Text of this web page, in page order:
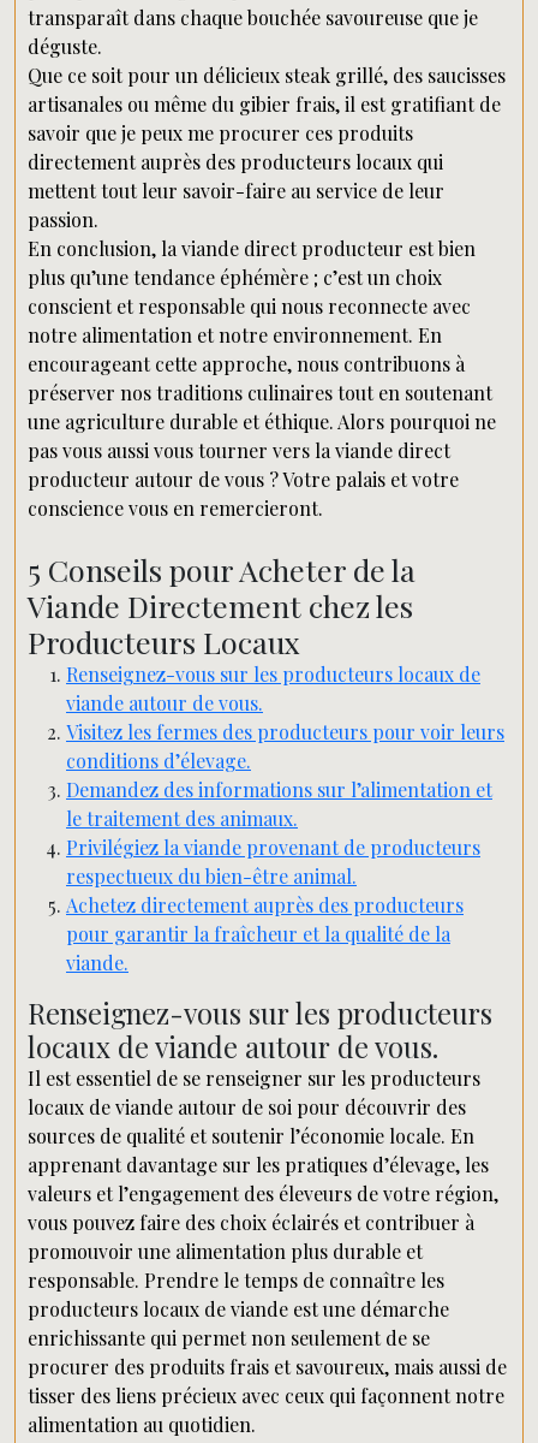
transparaît dans chaque bouchée savoureuse que je
déguste.
Que ce soit pour un délicieux steak grillé, des saucisses
artisanales ou même du gibier frais, il est gratifiant de
savoir que je peux me procurer ces produits
directement auprès des producteurs locaux qui
mettent tout leur savoir-faire au service de leur
passion.
En conclusion, la viande direct producteur est bien
plus qu’une tendance éphémère ; c’est un choix
conscient et responsable qui nous reconnecte avec
notre alimentation et notre environnement. En
encourageant cette approche, nous contribuons à
préserver nos traditions culinaires tout en soutenant
une agriculture durable et éthique. Alors pourquoi ne
pas vous aussi vous tourner vers la viande direct
producteur autour de vous ? Votre palais et votre
conscience vous en remercieront.
5 Conseils pour Acheter de la
Viande Directement chez les
Producteurs Locaux
Renseignez-vous sur les producteurs locaux de
viande autour de vous.
Visitez les fermes des producteurs pour voir leurs
conditions d’élevage.
Demandez des informations sur l’alimentation et
le traitement des animaux.
Privilégiez la viande provenant de producteurs
respectueux du bien-être animal.
Achetez directement auprès des producteurs
pour garantir la fraîcheur et la qualité de la
viande.
Renseignez-vous sur les producteurs
locaux de viande autour de vous.
Il est essentiel de se renseigner sur les producteurs
locaux de viande autour de soi pour découvrir des
sources de qualité et soutenir l’économie locale. En
apprenant davantage sur les pratiques d’élevage, les
valeurs et l’engagement des éleveurs de votre région,
vous pouvez faire des choix éclairés et contribuer à
promouvoir une alimentation plus durable et
responsable. Prendre le temps de connaître les
producteurs locaux de viande est une démarche
enrichissante qui permet non seulement de se
procurer des produits frais et savoureux, mais aussi de
tisser des liens précieux avec ceux qui façonnent notre
alimentation au quotidien.